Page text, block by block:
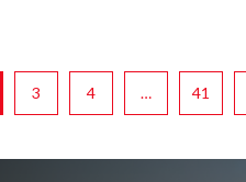
3 4 … 41